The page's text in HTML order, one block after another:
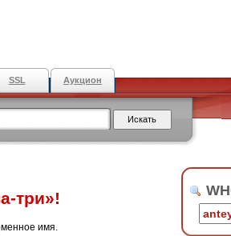
SSL Аукцион
три»!
имя.